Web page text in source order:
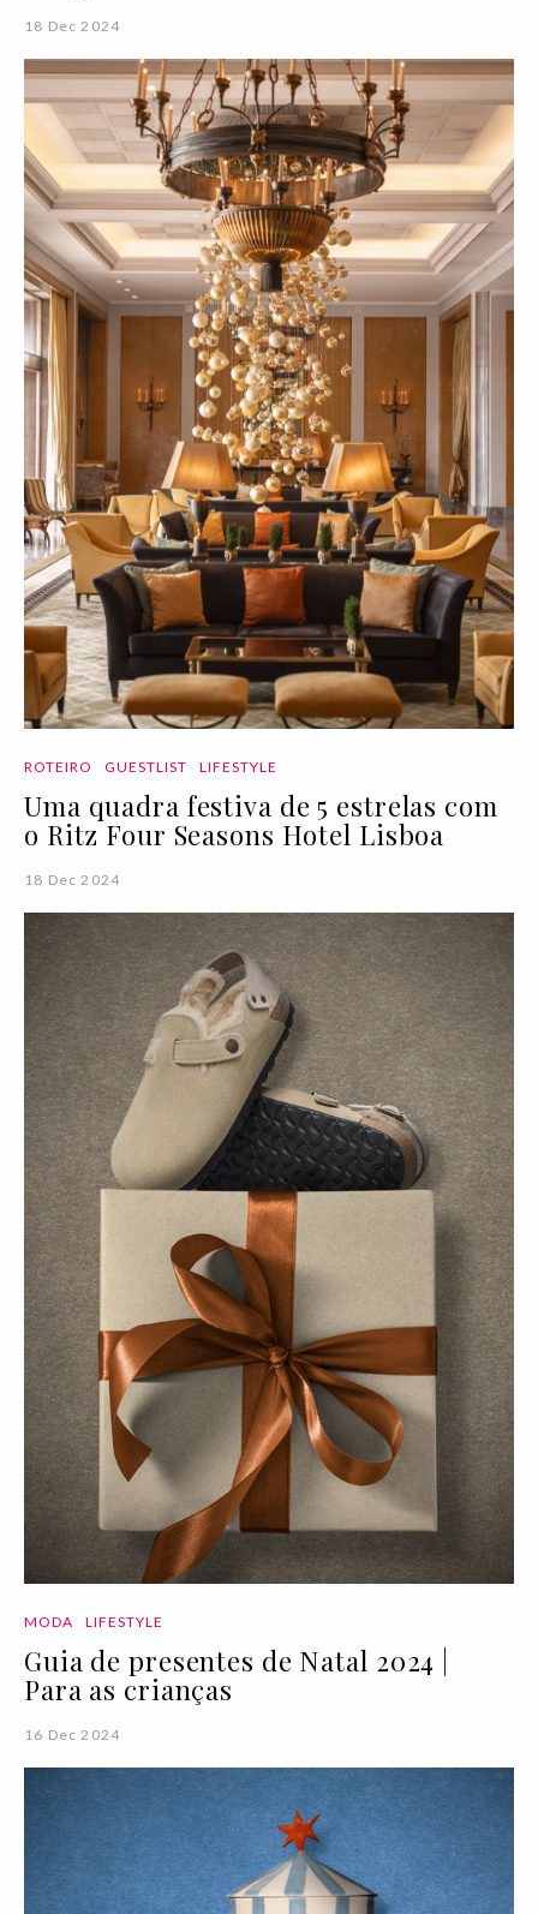
18 Dec 2024
ROTEIRO GUESTLIST LIFESTYLE
Uma quadra festiva de 5 estrelas com
o Ritz Four Seasons Hotel Lisboa
18 Dec 2024
MODA LIFESTYLE
Guia de presentes de Natal 2024 |
Para as crianças
16 Dec 2024